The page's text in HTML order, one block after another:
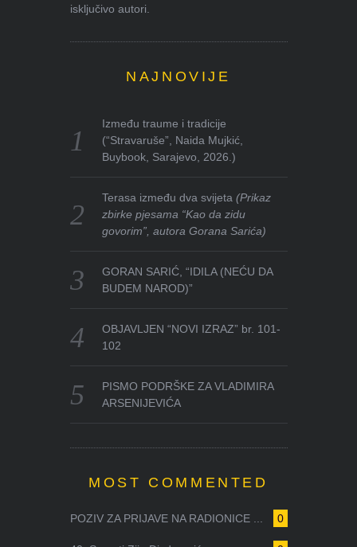
isključivo autori.
NAJNOVIJE
Između traume i tradicije
(“Stravaruše”, Naida Mujkić,
Buybook, Sarajevo, 2026.)
Terasa između dva svijeta(Prikaz
zbirke pjesama “Kao da zidu
govorim”, autora Gorana Sarića)
GORAN SARIĆ, “IDILA (NEĆU DA
BUDEM NAROD)”
OBJAVLJEN “NOVI IZRAZ” br. 101-
102
PISMO PODRŠKE ZA VLADIMIRA
ARSENIJEVIĆA
MOST COMMENTED
0
POZIV ZA PRIJAVE NA RADIONICE ...